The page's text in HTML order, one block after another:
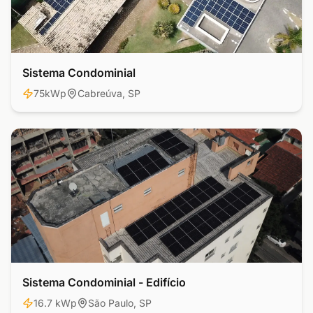
Residencial
Sistema Condominial
75kWp Cabreúva, SP
Comercial
Sistema Condominial - Edifício
16.7 kWp São Paulo, SP